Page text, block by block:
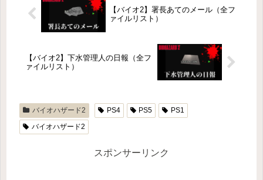
【バイオ2】署長あてのメール（全フ
ァイルリスト）
【バイオ2】下水管理人の日報（全フ
ァイルリスト）
バイオハザード2 PS4 PS5
PS1
バイオハザード2
スポンサーリンク